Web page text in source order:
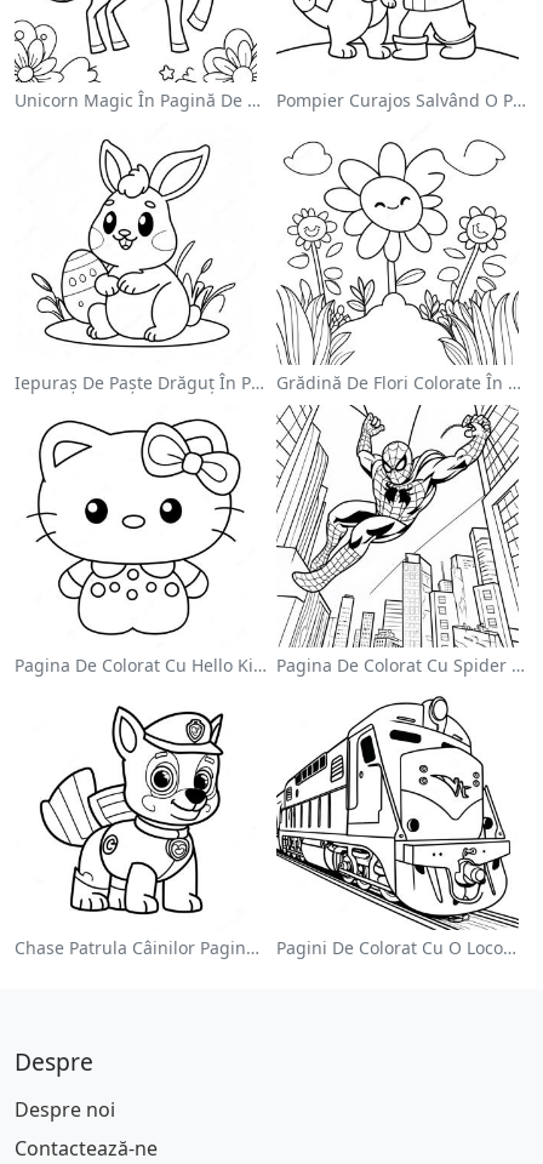
Unicorn Magic În Pagină De Colorat Cu Curcubeu Pompier Curajos Salvând O Pisică - Pagina De Colorat
Iepuraș De Paște Drăguț În Pagină De Colorat Grădină De Flori Colorate În Pagină De Colorat
Pagina De Colorat Cu Hello Kitty Drăguță Cu Fundiță Pagina De Colorat Cu Spider Man Swinging Prin Oraș
Chase Patrula Câinilor Pagina De Colorat Pagini De Colorat Cu O Locomotivă Colorată
Despre
Despre noi
Contactează-ne